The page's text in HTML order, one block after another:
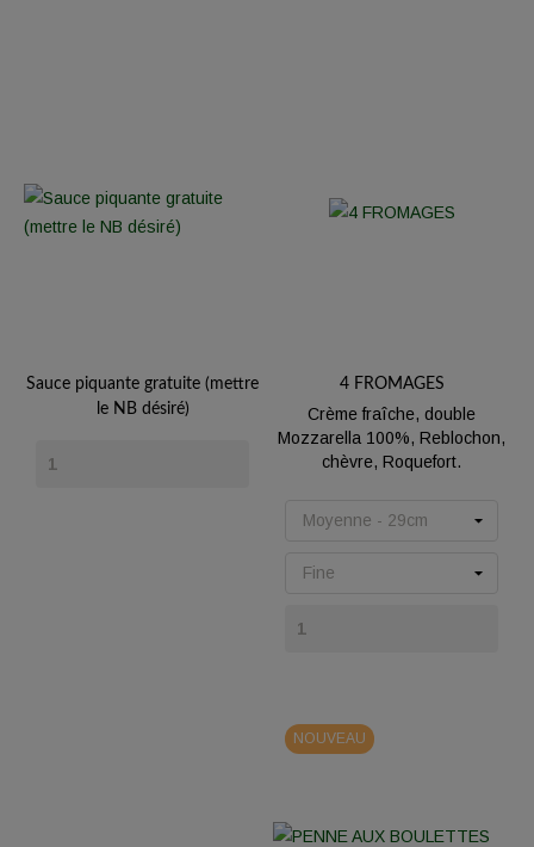
Sauce piquante gratuite (mettre
le NB désiré)
4 FROMAGES
Crème fraîche, double
Mozzarella 100%, Reblochon,
chèvre, Roquefort.
NOUVEAU